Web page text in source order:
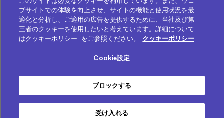
Cookie 優先設定
プライバシーポリシー
サービス利用規約
ブサイトでの体験を向上させ、サイトの機能と使用状況を最
適化と分析し、ご適用の広告を提供するために、当社及び第
三者のクッキーを使用したいと考えています。詳細について
はクッキーポリシー をご参照ください。
クッキーポリシー
Cookie設定
ブロックする
受け入れる